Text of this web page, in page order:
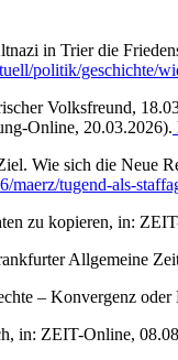
in Trier die
politik/geschichte/
Volksfreund,
Online, 20.03.2026).
Wie sich die Neue
maerz/tugend-als-
zu kopieren, in:
Allgemeine
– Konvergenz
in: ZEIT-Online,